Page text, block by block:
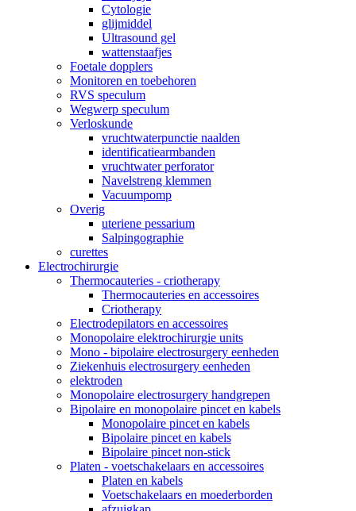
Cytologie
glijmiddel
Ultrasound gel
wattenstaafjes
Foetale dopplers
Monitoren en toebehoren
RVS speculum
Wegwerp speculum
Verloskunde
vruchtwaterpunctie naalden
identificatiearmbanden
vruchtwater perforator
Navelstreng klemmen
Vacuumpomp
Overig
uteriene pessarium
Salpingographie
curettes
Electrochirurgie
Thermocauteries - criotherapy
Thermocauteries en accessoires
Criotherapy
Electrodepilators en accessoires
Monopolaire elektrochirurgie units
Mono - bipolaire electrosurgery eenheden
Ziekenhuis electrosurgery eenheden
elektroden
Monopolaire electrosurgery handgrepen
Bipolaire en monopolaire pincet en kabels
Monopolaire pincet en kabels
Bipolaire pincet en kabels
Bipolaire pincet non-stick
Platen - voetschakelaars en accessoires
Platen en kabels
Voetschakelaars en moederborden